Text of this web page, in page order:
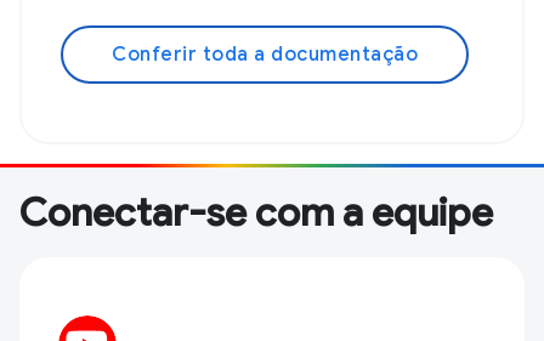
Conferir toda a documentação
Conectar-se com a equipe